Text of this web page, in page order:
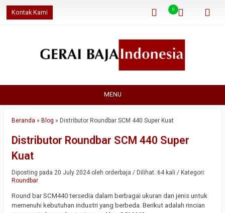
Kontak Kami 0
MENU
Beranda » Blog » Distributor Roundbar SCM 440 Super Kuat
Distributor Roundbar SCM 440 Super
Kuat
Diposting pada 20 July 2024 oleh orderbaja / Dilihat: 64 kali / Kategori:
Roundbar
Round bar SCM440 tersedia dalam berbagai ukuran dan jenis untuk
memenuhi kebutuhan industri yang berbeda. Berikut adalah rincian